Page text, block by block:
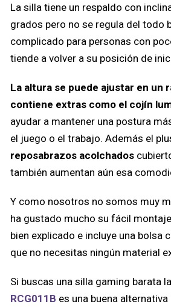
La silla tiene un respaldo con
grados pero no se regula del todo
complicado para personas con
tiende a volver a su posición de
La altura se puede ajustar en un
contiene extras como el cojín
ayudar a mantener una postura
el juego o el trabajo. Además el
reposabrazos acolchados
también aumentan aún esa
Y como nosotros no somos muy
ha gustado mucho su fácil
bien explicado e incluye una bolsa
que no necesitas ningún material
Si buscas una silla gaming barata la
RCG011B es una buena